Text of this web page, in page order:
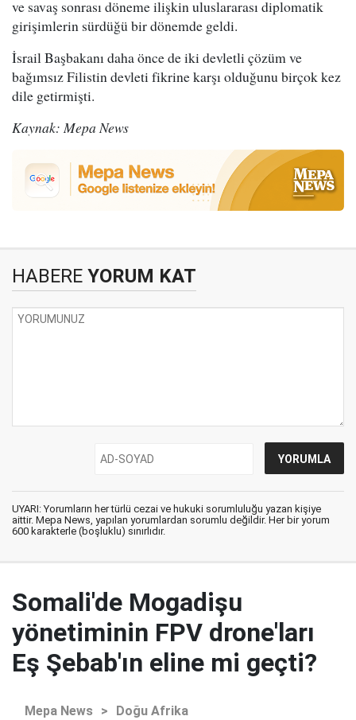
ve savaş sonrası döneme ilişkin uluslararası diplomatik
girişimlerin sürdüğü bir dönemde geldi.
İsrail Başbakanı daha önce de iki devletli çözüm ve
bağımsız Filistin devleti fikrine karşı olduğunu birçok kez
dile getirmişti.
Kaynak: Mepa News
HABERE YORUM KAT
UYARI: Yorumların her türlü cezai ve hukuki sorumluluğu yazan kişiye
aittir. Mepa News, yapılan yorumlardan sorumlu değildir. Her bir yorum
600 karakterle (boşluklu) sınırlıdır.
Somali'de Mogadişu
yönetiminin FPV drone'ları
Eş Şebab'ın eline mi geçti?
Mepa News > Doğu Afrika